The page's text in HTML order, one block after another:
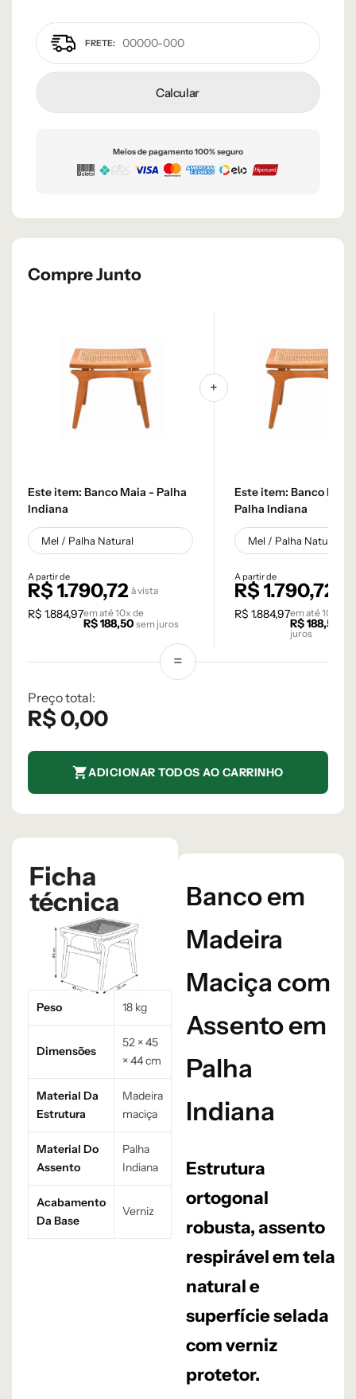
Calcular
Meios de pagamento 100% seguro
Compre Junto
Este item: Banco Maia - Palha
Indiana
A partir de
R$1.790,72 à vista
R$ 1.884,97em até10x de
R$188,50 sem juros
Este item: Banco
Palha Indiana
A partir de
R$1.790,72
R$ 1.884,97em até10
R$188,50
juros
Preço total:
R$0,00
ADICIONAR TODOS AO CARRINHO
Ficha
técnica
Peso 18 kg
Dimensões
52 × 45
× 44 cm
Material Da
Estrutura
Madeira
maciça
Material Do
Assento
Palha
Indiana
Acabamento
Da Base
Verniz
Banco em
Madeira
Maciça com
Assento em
Palha
Indiana
Estrutura
ortogonal
robusta, assento
respirável em tela
natural e
superfície selada
com verniz
protetor.